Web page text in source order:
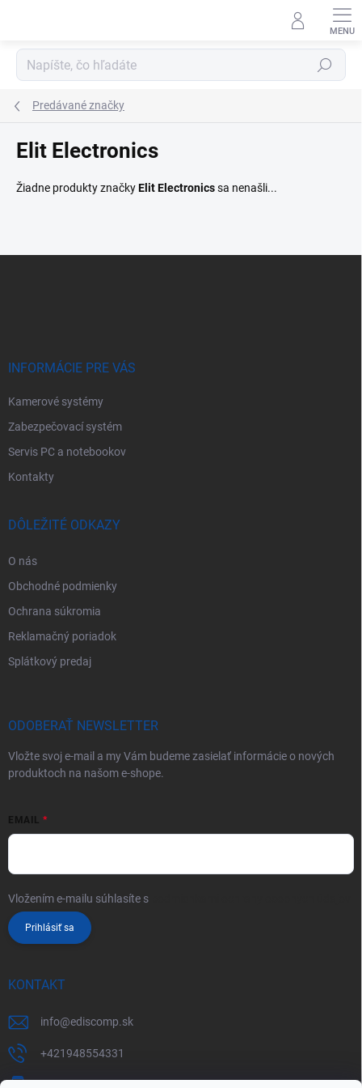
Hľadať
Predávané značky
Elit Electronics
Žiadne produkty značkyElit Electronicssa nenašli...
INFORMÁCIE PRE VÁS
Kamerové systémy
Zabezpečovací systém
Servis PC a notebookov
Kontakty
DÔLEŽITÉ ODKAZY
O nás
Obchodné podmienky
Ochrana súkromia
Reklamačný poriadok
Splátkový predaj
ODOBERAŤ NEWSLETTER
Vložte svoj e-mail a my Vám budeme zasielať informácie o nových
produktoch na našom e-shope.
EMAIL
Vložením e-mailu súhlasíte s
Prihlásiť sa
KONTAKT
info@ediscomp.sk
+421948554331